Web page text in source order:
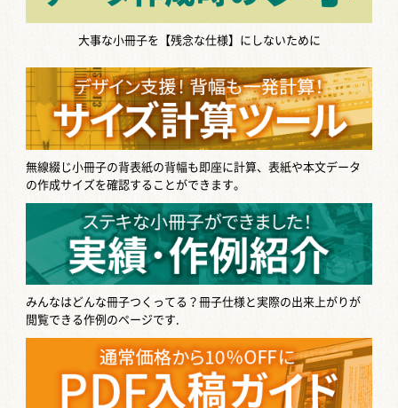
大事な小冊子を【残念な仕様】にしないために
無線綴じ小冊子の背表紙の背幅も即座に計算、表紙や本文データ
の作成サイズを確認することができます。
みんなはどんな冊子つくってる？冊子仕様と実際の出来上がりが
閲覧できる作例のページです.